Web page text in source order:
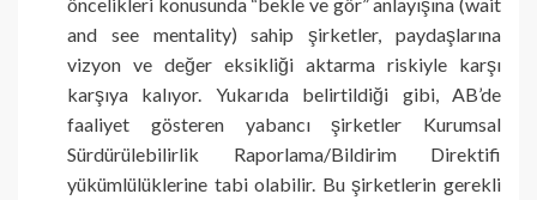
and see mentality) sahip şirketler, paydaşlarına
vizyon ve değer eksikliği aktarma riskiyle karşı
karşıya kalıyor. Yukarıda belirtildiği gibi, AB’de
faaliyet gösteren yabancı şirketler Kurumsal
Sürdürülebilirlik Raporlama/Bildirim Direktifi
yükümlülüklerine tabi olabilir. Bu şirketlerin gerekli